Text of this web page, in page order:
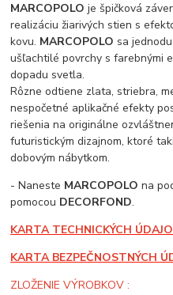
MARCOPOLO je špičková
realizáciu žiarivých stien s
kovu. MARCOPOLO sa
ušľachtilé povrchy s farebnými
dopadu svetla.
Rôzne odtiene zlata, striebra,
nespočetné aplikačné efekty
riešenia na originálne
futuristickým dizajnom, ktoré
dobovým nábytkom.
- Naneste MARCOPOLO na
pomocou DECORFOND.
KARTA TECHNICKÝCH
KARTA BEZPEČNOSTNÝCH
ZLOŽENIE VÝROBKOV :